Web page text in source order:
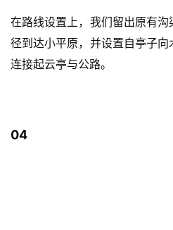
在路线设置上，我们留出原有
径到达小平原，并设置自亭子向
连接起云亭与公路。
04